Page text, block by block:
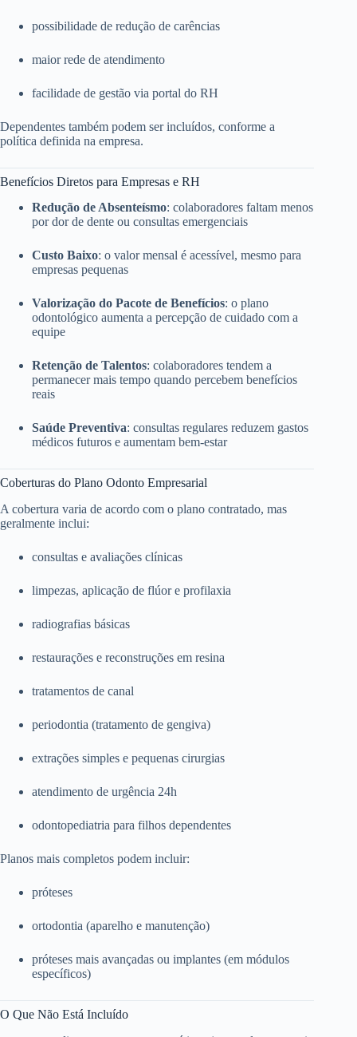
possibilidade de redução de carências
maior rede de atendimento
facilidade de gestão via portal do RH
Dependentes também podem ser incluídos, conforme a
política definida na empresa.
Benefícios Diretos para Empresas e RH
Redução de Absenteísmo: colaboradores faltam menos
por dor de dente ou consultas emergenciais
Custo Baixo: o valor mensal é acessível, mesmo para
empresas pequenas
Valorização do Pacote de Benefícios: o plano
odontológico aumenta a percepção de cuidado com a
equipe
Retenção de Talentos: colaboradores tendem a
permanecer mais tempo quando percebem benefícios
reais
Saúde Preventiva: consultas regulares reduzem gastos
médicos futuros e aumentam bem-estar
Coberturas do Plano Odonto Empresarial
A cobertura varia de acordo com o plano contratado, mas
geralmente inclui:
consultas e avaliações clínicas
limpezas, aplicação de flúor e profilaxia
radiografias básicas
restaurações e reconstruções em resina
tratamentos de canal
periodontia (tratamento de gengiva)
extrações simples e pequenas cirurgias
atendimento de urgência 24h
odontopediatria para filhos dependentes
Planos mais completos podem incluir:
próteses
ortodontia (aparelho e manutenção)
próteses mais avançadas ou implantes (em módulos
específicos)
O Que Não Está Incluído